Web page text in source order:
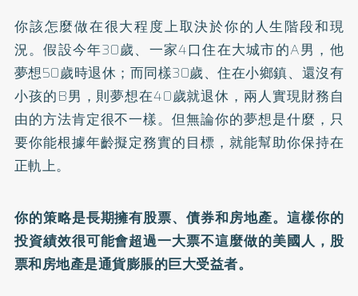
你該怎麼做在很大程度上取決於你的人生階段和現
況。假設今年30歲、一家4口住在大城市的A男，他
夢想50歲時退休；而同樣30歲、住在小鄉鎮、還沒有
小孩的B男，則夢想在40歲就退休，兩人實現財務自
由的方法肯定很不一樣。但無論你的夢想是什麼，只
要你能根據年齡擬定務實的目標，就能幫助你保持在
正軌上。
你的策略是長期擁有股票、債券和房地產。這樣你的
投資績效很可能會超過一大票不這麼做的美國人，股
票和房地產是通貨膨脹的巨大受益者。